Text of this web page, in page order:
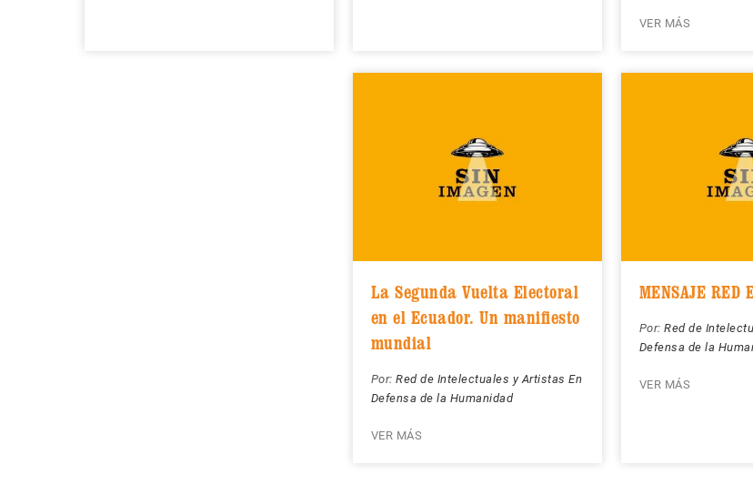
VER MÁS
La Segunda Vuelta Electoral
en el Ecuador. Un manifiesto
mundial
Por: Red de Intelectuales y Artistas En
Defensa de la Humanidad
VER MÁS
MENSAJE RED
Por: Red de
Defensa de la
VER MÁS